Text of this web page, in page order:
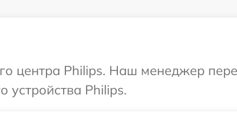
центра Philips. Наш менеджер
устройства Philips.